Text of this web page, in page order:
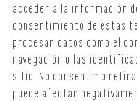
acceder a la información
consentimiento de estas
procesar datos como el
navegación o las
sitio. No consentir o
puede afectar
T. +34 654 30 90 36